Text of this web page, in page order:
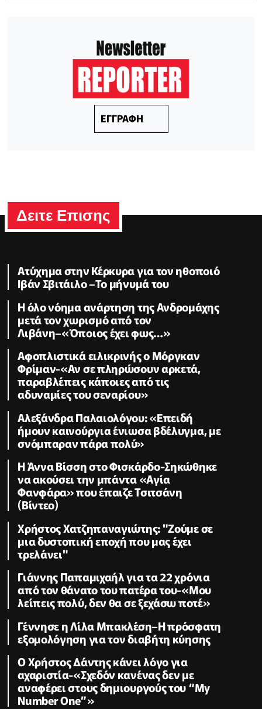
ΕΓΓΡΑΦΗ
Δειτε Επισης
Ατύχημα στην Κέρκυρα για τον ηθοποιό
Ιβάν Σβιτάιλο –Το μήνυμά του
Η όλο νόημα ανάρτηση της Ανδρομάχης
μετά τον χωρισμό από τον
Λιβάνη–«Όποιος έχει φως…»
Αφοπλιστικά ειλικρινής ο Μόργκαν
Φρίμαν-«Αν σε πληρώσουν αρκετά,
παραβλέπεις κάποιες από τις
αδυναμίες του σεναρίου»
Αλεξάνδρα Παλαιολόγου: «Επειδή
ήμουν καινούργια ένιωσα βδέλυγμα, με
σνόμπαραν πάρα πολύ»
Η Άννα Βίσση στο Φισκάρδο-Σηκώθηκε
να ακούσει την μπάντα «Αγία
Φανφάρα» που έπαιζε Τσιτσάνη
(Βίντεο)
Χρήστος Χατζηπαναγιώτης: "Ζούμε σε
μια δυστοπική εποχή που μας έχει
τρελάνει"
Γιάννης Παπαμιχαήλ για τα 22 χρόνια
από τον θάνατο του πατέρα του-«Μου
λείπεις πολύ, δεν θα σε ξεχάσω ποτέ»
Γέννησε η Λίλα Μπακλέση–Η πρόσφατη
εξομολόγηση για τον διαβήτη κύησης
Ο Χρήστος Δάντης κάνει λόγο για
αχαριστία-«Σχεδόν κανένας δεν με
αναφέρει στους δημιουργούς του “My
Number One”»